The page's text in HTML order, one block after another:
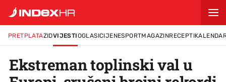
PRETPLATAZIDVIJESTIOGLASICIJENESPORTMAGAZINRECEPTI
Ekstreman toplinski val u